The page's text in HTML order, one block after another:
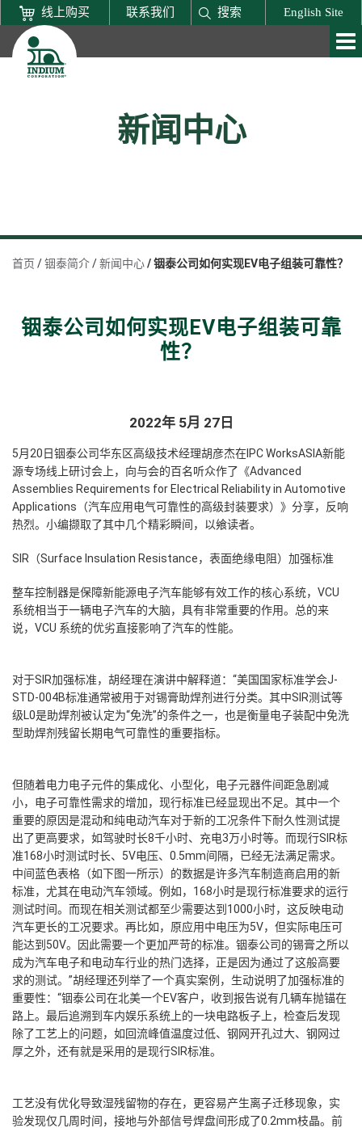
线上购买 联系我们 搜索 English Site
新闻中心
首页 铟泰简介 新闻中心 铟泰公司如何实现EV电子组装可靠性？
铟泰公司如何实现EV电子组装可靠
性？
2022年 5月 27日
5月20日铟泰公司华东区高级技术经理胡彦杰在IPC WorksASIA新能
源专场线上研讨会上，向与会的百名听众作了《Advanced
Assemblies Requirements for Electrical Reliability in Automotive
Applications（汽车应用电气可靠性的高级封装要求）》分享，反响
热烈。小编撷取了其中几个精彩瞬间，以飨读者。
SIR（Surface Insulation Resistance，表面绝缘电阻）加强标准
整车控制器是保障新能源电子汽车能够有效工作的核心系统，VCU
系统相当于一辆电子汽车的大脑，具有非常重要的作用。总的来
说，VCU 系统的优劣直接影响了汽车的性能。
对于SIR加强标准，胡经理在演讲中解释道：“美国国家标准学会J-
STD-004B标准通常被用于对锡膏助焊剂进行分类。其中SIR测试等
级L0是助焊剂被认定为“免洗”的条件之一，也是衡量电子装配中免洗
型助焊剂残留长期电气可靠性的重要指标。
但随着电力电子元件的集成化、小型化，电子元器件间距急剧减
小，电子可靠性需求的增加，现行标准已经显现出不足。其中一个
重要的原因是混动和纯电动汽车对于新的工况条件下耐久性测试提
出了更高要求，如驾驶时长8千小时、充电3万小时等。而现行SIR标
准168小时测试时长、5V电压、0.5mm间隔，已经无法满足需求。
中间蓝色表格（如下图一所示）的数据是许多汽车制造商启用的新
标准，尤其在电动汽车领域。例如，168小时是现行标准要求的运行
测试时间。而现在相关测试都至少需要达到1000小时，这反映电动
汽车更长的工况要求。再比如，原应用中电压为5V，但实际电压可
能达到50V。因此需要一个更加严苛的标准。铟泰公司的锡膏之所以
成为汽车电子和电动车行业的热门选择，正是因为通过了这般高要
求的测试。”胡经理还列举了一个真实案例，生动说明了加强标准的
重要性：“铟泰公司在北美一个EV客户，收到报告说有几辆车抛锚在
路上。最后追溯到车内娱乐系统上的一块电路板子上，检查后发现
除了工艺上的问题，如回流峰值温度过低、钢网开孔过大、钢网过
厚之外，还有就是采用的是现行SIR标准。
工艺没有优化导致湿残留物的存在，更容易产生离子迁移现象，实
验发现仅几周时间，接地与外部信号焊盘间形成了0.2mm枝晶。前